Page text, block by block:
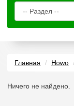
Главная Howo
Ничего не найдено.